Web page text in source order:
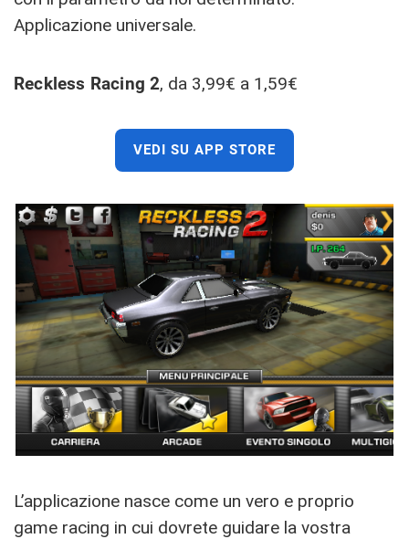
Applicazione universale.
Reckless Racing 2, da 3,99€ a 1,59€
VEDI SU APP STORE
L’applicazione nasce come un vero e proprio
game racing in cui dovrete guidare la vostra